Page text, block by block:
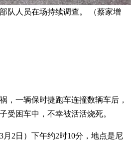
队人员在场持续调查。 （蔡家增
，一辆保时捷跑车连撞数辆车后，
受困车中，不幸被活活烧死。
2日）下午约2时10分，地点是尼